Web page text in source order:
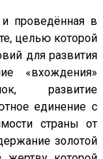
проведённая в
целью которой
для развития
«вхождения»
развитие
единение с
страны от
золотой